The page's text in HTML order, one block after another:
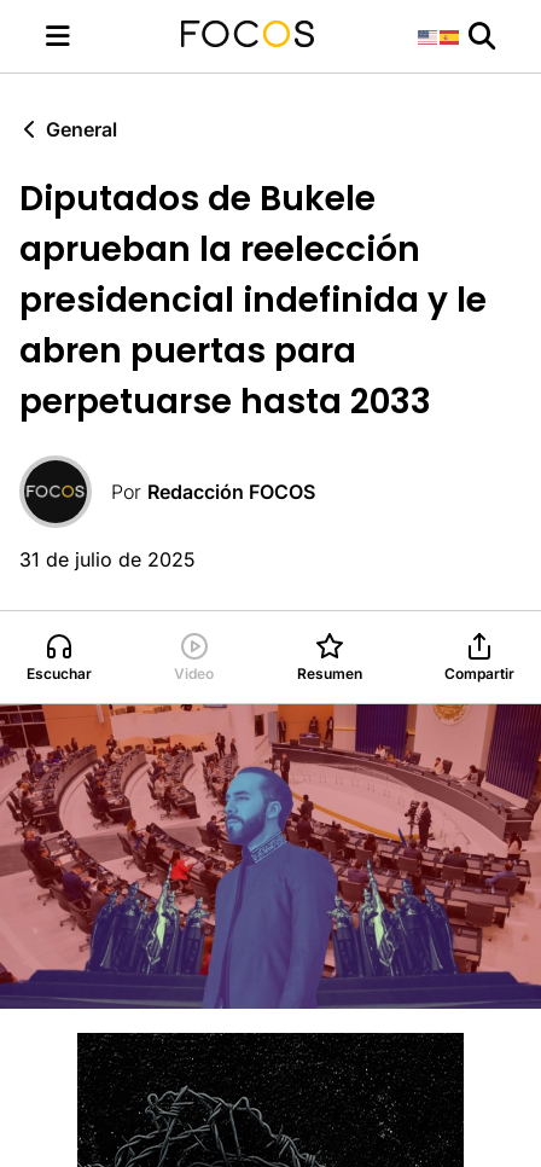
General
Diputados de Bukele
aprueban la reelección
presidencial indefinida y le
abren puertas para
perpetuarse hasta 2033
Por Redacción FOCOS
31 de julio de 2025
Escuchar Video Resumen Compartir